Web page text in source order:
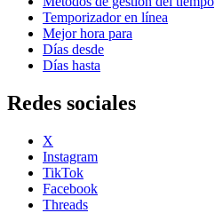
Temporizador en línea
Mejor hora para
Días desde
Días hasta
Redes sociales
X
Instagram
TikTok
Facebook
Threads